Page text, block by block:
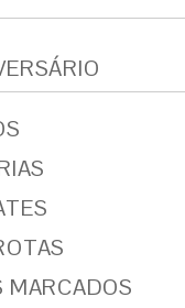
MARCADOS